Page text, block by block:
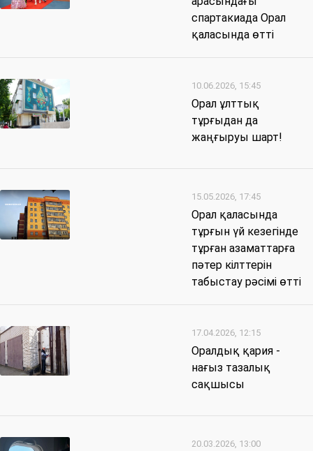
спартакиада Орал
қаласында өтті
10.06.2026, 15:45
Орал ұлттық
тұрғыдан да
жаңғыруы шарт!
15.05.2026, 17:45
Орал қаласында
тұрғын үй кезегінде
тұрған азаматтарға
пәтер кілттерін
табыстау рәсімі өтті
17.04.2026, 12:15
Оралдық қария -
нағыз тазалық
сақшысы
20.03.2026, 13:00